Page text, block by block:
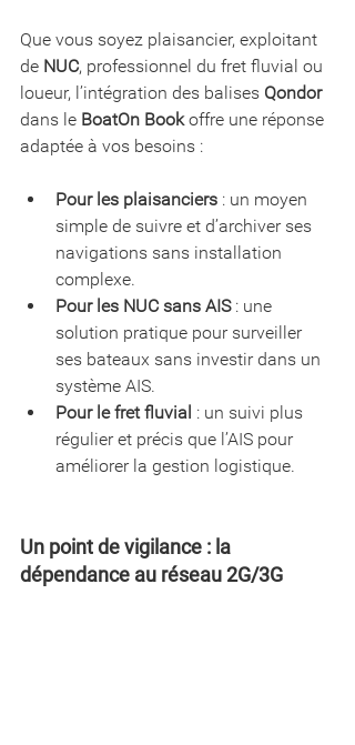
Que vous soyez plaisancier, exploitant
de NUC, professionnel du fret fluvial ou
loueur, l’intégration des balises Qondor
dans le BoatOn Book offre une réponse
adaptée à vos besoins :
Pour les plaisanciers : un moyen
simple de suivre et d’archiver ses
navigations sans installation
complexe.
Pour les NUC sans AIS : une
solution pratique pour surveiller
ses bateaux sans investir dans un
système AIS.
Pour le fret fluvial : un suivi plus
régulier et précis que l’AIS pour
améliorer la gestion logistique.
Un point de vigilance : la
dépendance au réseau 2G/3G